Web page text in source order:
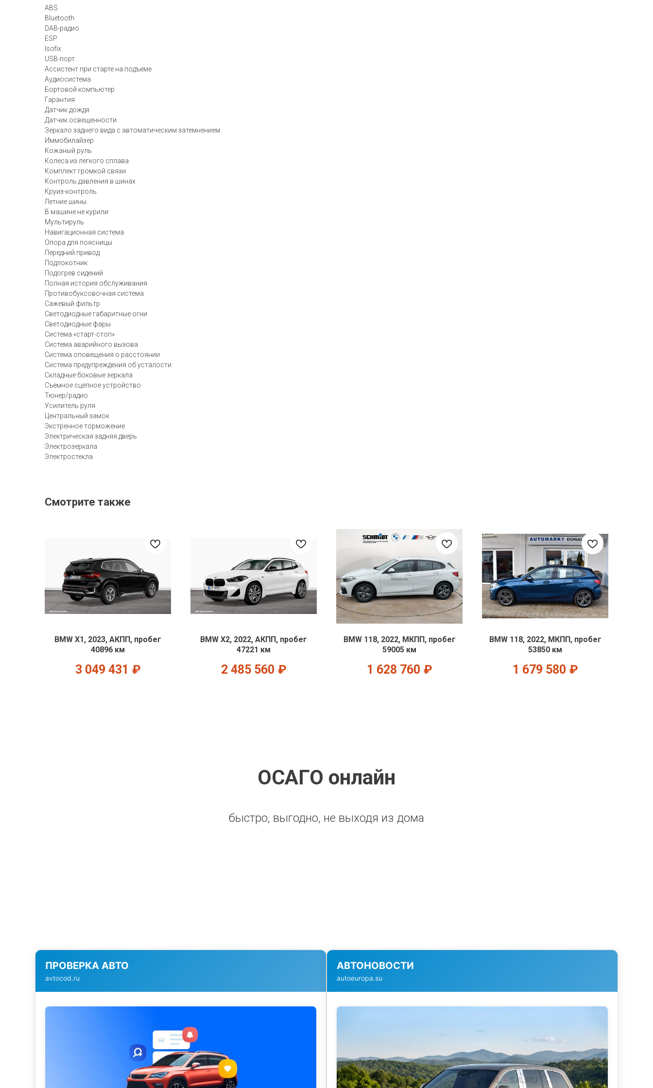
ABS
Bluetooth
DAB-радио
ESP
Isofix
USB-порт
Ассистент при старте на подъеме
Аудиосистема
Бортовой компьютер
Гарантия
Датчик дождя
Датчик освещенности
Зеркало заднего вида с автоматическим затемнением
Иммобилайзер
Кожаный руль
Колеса из легкого сплава
Комплект громкой связи
Контроль давления в шинах
Круиз-контроль
Летние шины
В машине не курили
Мультируль
Навигационная система
Опора для поясницы
Передний привод
Подлокотник
Подогрев сидений
Полная история обслуживания
Противобуксовочная система
Сажевый фильтр
Светодиодные габаритные огни
Светодиодные фары
Система «старт-стоп»
Система аварийного вызова
Система оповещения о расстоянии
Система предупреждения об усталости
Складные боковые зеркала
Съемное сцепное устройство
Тюнер/радио
Усилитель руля
Центральный замок
Экстренное торможение
Электрическая задняя дверь
Электрозеркала
Электростекла
Смотрите также
BMW X1, 2023, АКПП, пробег
40896 км
3 049 431 ₽
BMW X2, 2022, АКПП, пробег
47221 км
2 485 560 ₽
BMW 118, 2022, МКПП, пробег
59005 км
1 628 760 ₽
BMW 118, 2022, МКПП, пробег
53850 км
1 679 580 ₽
ОСАГО онлайн
быстро, выгодно, не выходя из дома
ПРОВЕРКА АВТО
avtocod.ru
АВТОНОВОСТИ
autoeuropa.su